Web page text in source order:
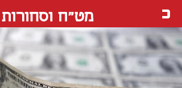
מט"ח וסחורות